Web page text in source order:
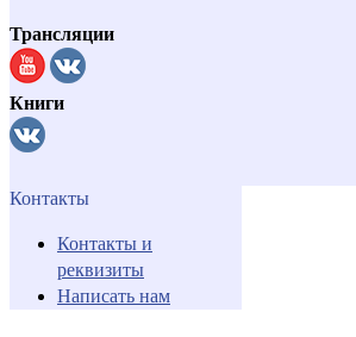
Трансляции
Книги
Контакты
Контакты и
реквизиты
Написать нам